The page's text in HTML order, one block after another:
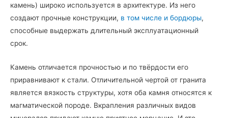
камень) широко используется в архитектуре. Из него
создают прочные конструкции, в том числе и бордюры,
способные выдержать длительный эксплуатационный
срок.
Камень отличается прочностью и по твёрдости его
приравнивают к стали. Отличительной чертой от гранита
является вязкость структуры, хотя оба камня относятся к
магматической породе. Вкрапления различных видов